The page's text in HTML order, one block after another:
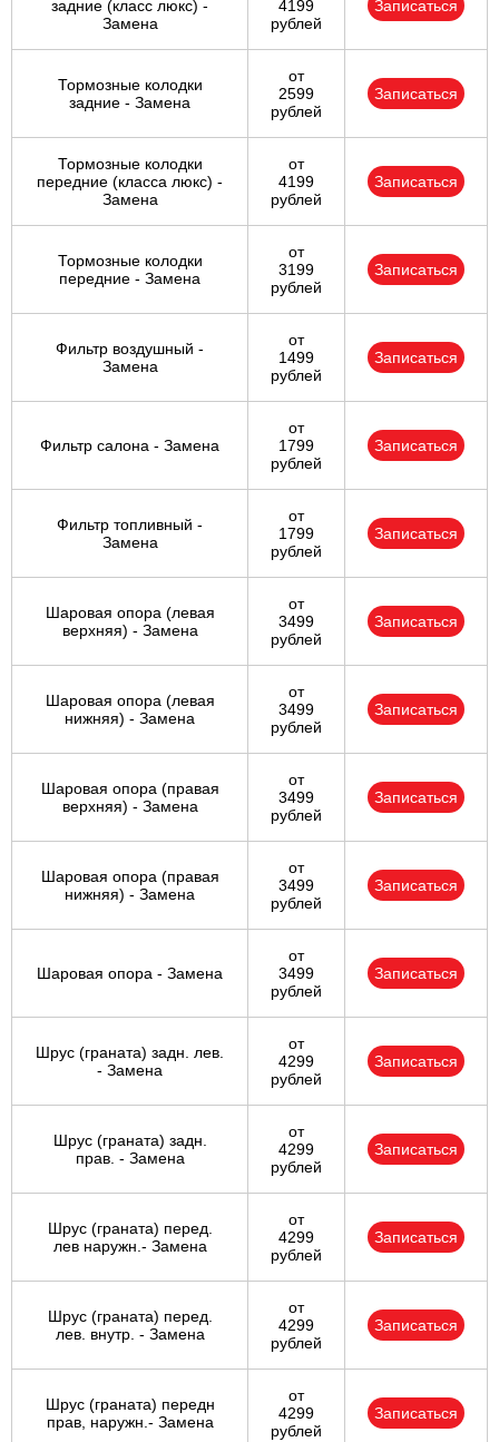
задние (класс люкс) -
Замена
4199
рублей
Записаться
Тормозные колодки
задние - Замена
от
2599
рублей
Записаться
Тормозные колодки
передние (класса люкс) -
Замена
от
4199
рублей
Записаться
Тормозные колодки
передние - Замена
от
3199
рублей
Записаться
Фильтр воздушный -
Замена
от
1499
рублей
Записаться
Фильтр салона - Замена
от
1799
рублей
Записаться
Фильтр топливный -
Замена
от
1799
рублей
Записаться
Шаровая опора (левая
верхняя) - Замена
от
3499
рублей
Записаться
Шаровая опора (левая
нижняя) - Замена
от
3499
рублей
Записаться
Шаровая опора (правая
верхняя) - Замена
от
3499
рублей
Записаться
Шаровая опора (правая
нижняя) - Замена
от
3499
рублей
Записаться
Шаровая опора - Замена
от
3499
рублей
Записаться
Шрус (граната) задн. лев.
- Замена
от
4299
рублей
Записаться
Шрус (граната) задн.
прав. - Замена
от
4299
рублей
Записаться
Шрус (граната) перед.
лев наружн.- Замена
от
4299
рублей
Записаться
Шрус (граната) перед.
лев. внутр. - Замена
от
4299
рублей
Записаться
Шрус (граната) передн
прав, наружн.- Замена
от
4299
рублей
Записаться